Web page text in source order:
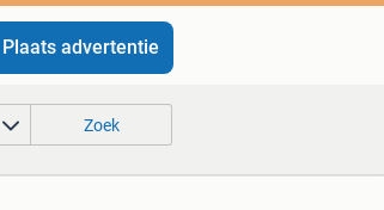
Plaats advertentie
Zoek